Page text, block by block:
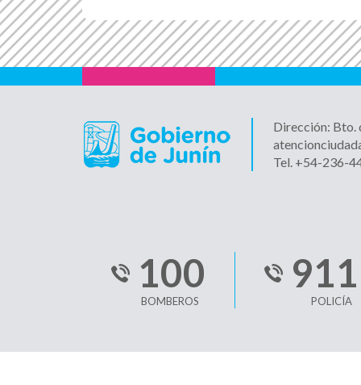
Dirección: Bto.
Tel. +54-236-
100
BOMBEROS
911
POLICÍA